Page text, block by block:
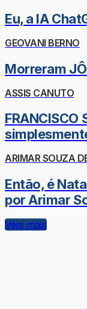
Eu, a IA
GEOVANI BERNO
Morreram JÔ
ASSIS CANUTO
FRANCISCO
ARIMAR SOUZA
Então, é
por Arimar
Veja mais